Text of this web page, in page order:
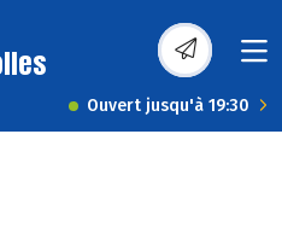
Ouvert jusqu'à 19:30